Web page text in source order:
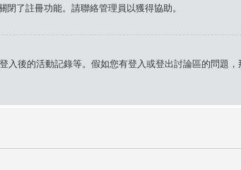
了註冊功能。請聯絡管理員以獲得協助。
入後的活動記錄等。假如您有登入或登出討論區的問題，